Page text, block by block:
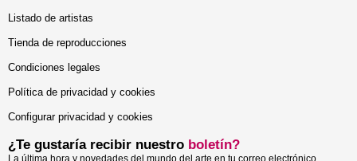
Listado de artistas
Tienda de reproducciones
Condiciones legales
Política de privacidad y cookies
Configurar privacidad y cookies
¿Te gustaría recibir nuestro boletín?
La última hora y novedades del mundo del arte en tu correo electrónico